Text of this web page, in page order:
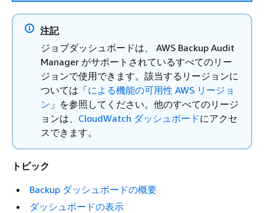
注記
ジョブダッシュボードは、 AWS Backup Audit
Manager がサポートされているすべてのリー
ジョンで使用できます。該当するリージョンに
ついては「による機能の可用性 AWS リージョ
ン 」を参照してください。他のすべてのリージ
ョンは、 CloudWatch ダッシュボードにアクセ
スできます。
トピック
Backup ダッシュボードの概要
ダッシュボードの表示